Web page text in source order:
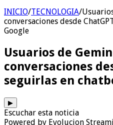
INICIO/TECNOLOGIA/
conversaciones desde
Google
Usuarios de
conversaciones
seguirlas en
▶
Escuchar esta noticia
Powered by Evolucion